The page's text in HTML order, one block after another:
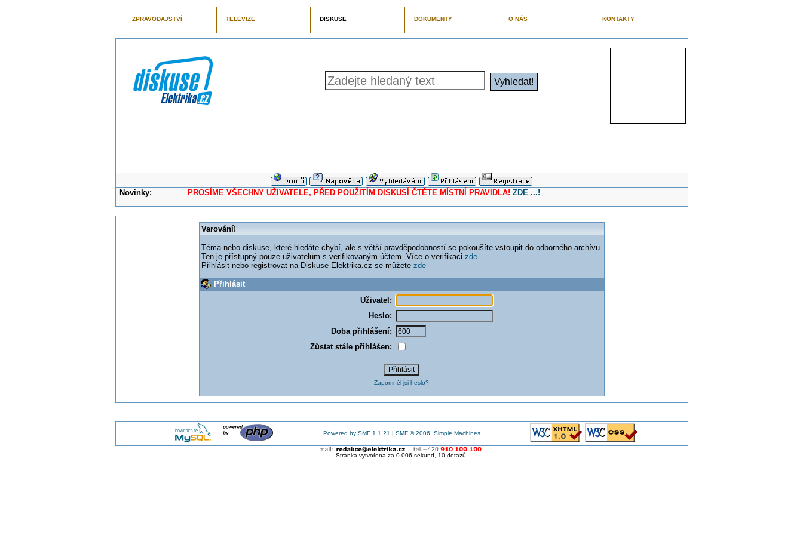
ZPRAVODAJSTVÍ TELEVIZE DISKUSE DOKUMENTY O NÁS KONTAKTY
Novinky: PROSÍME VŠECHNY UŽIVATELE, PŘED POUŽITÍM DISKUSÍ ČTĚTE MÍSTNÍ PRAVIDLA! ZDE ...!
Varování!
Téma nebo diskuse, které hledáte chybí, ale s větší pravděpodobností se pokoušíte vstoupit do odborného archívu.
Ten je přístupný pouze uživatelům s verifikovaným účtem. Více o verifikaci zde
Přihlásit nebo registrovat na Diskuse Elektrika.cz se můžete zde
Přihlásit
Uživatel:
Heslo:
Doba přihlášení:
Zůstat stále přihlášen:
Zapomněl jsi heslo?
Powered by SMF 1.1.21 | SMF © 2006, Simple Machines
Stránka vytvořena za 0.006 sekund, 10 dotazů.